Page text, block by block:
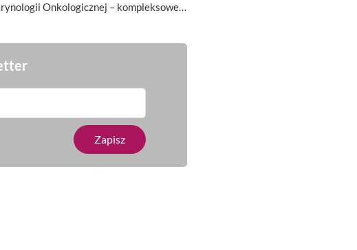
Onkologicznej – kompleksowe…